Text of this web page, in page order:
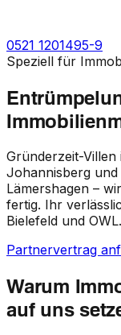
0521 1201495-9
Speziell für
Gründerzeit-
Johannisberg
Lämershagen –
fertig. Ihr
Bielefeld und OWL.
Partnervertrag
Warum
auf uns